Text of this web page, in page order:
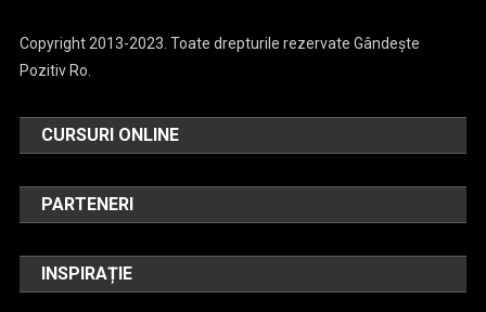
Copyright 2013-2023. Toate drepturile rezervate Gândește
Pozitiv Ro.
CURSURI ONLINE
PARTENERI
INSPIRAȚIE